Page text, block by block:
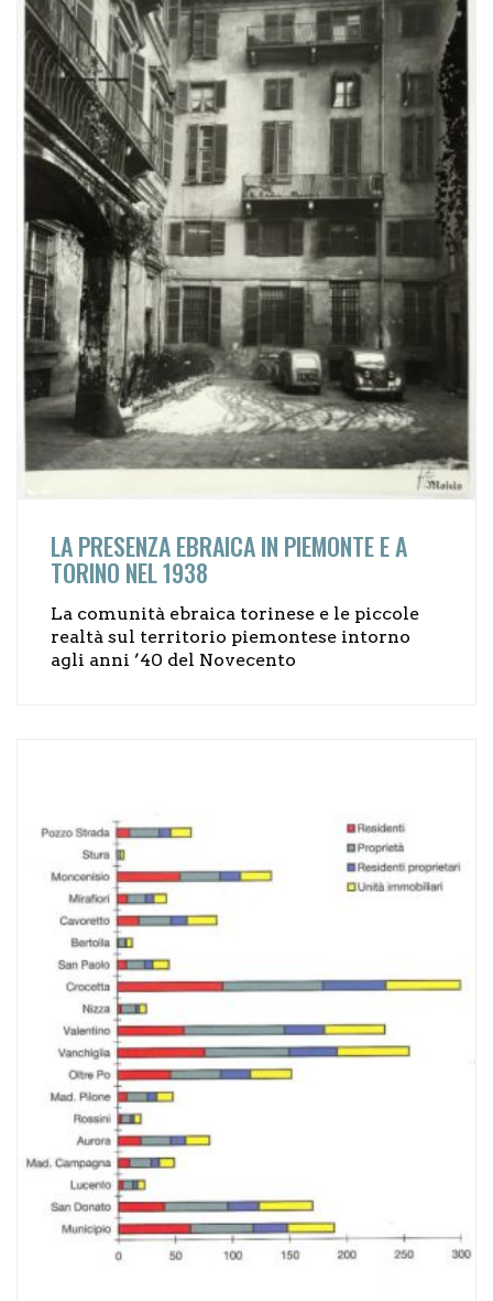
LA PRESENZA EBRAICA IN PIEMONTE E A
TORINO NEL 1938
La comunità ebraica torinese e le piccole
realtà sul territorio piemontese intorno
agli anni ’40 del Novecento